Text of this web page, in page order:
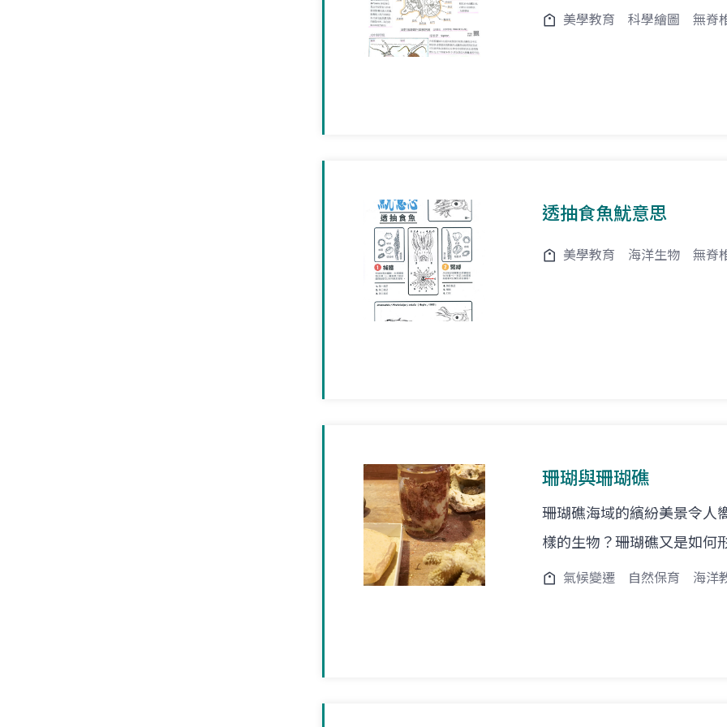
美學教育 科學繪圖 無脊
透抽食魚魷意思
美學教育 海洋生物 無脊
珊瑚與珊瑚礁
珊瑚礁海域的繽紛美景令人
樣的生物？珊瑚礁又是如何
氣候變遷 自然保育 海洋